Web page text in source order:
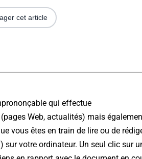
cet article
qui effectue
Web, actualités) mais
vous êtes en train de lire ou de
sur votre ordinateur. Un seul clic sur